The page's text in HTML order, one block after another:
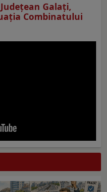
Galaţi,
Combinatului